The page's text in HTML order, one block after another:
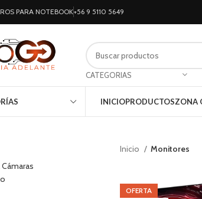
PARA NOTEBOOK+56 9 5110 5649
CATEGORIAS
INICIOPRODUCTOSZONA
Inicio Monitores
OFERTA